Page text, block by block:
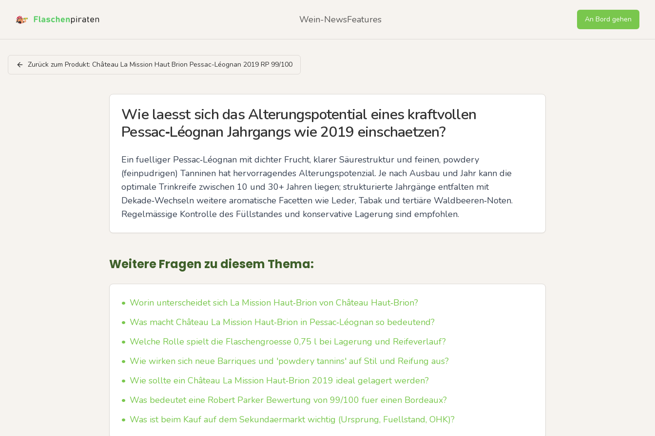
Wein-NewsFeatures An Bord gehen
Zurück zum Produkt: Château La Mission Haut Brion Pessac-Léognan 2019 RP 99/100
Wie laesst sich das Alterungspotential eines kraftvollen
Pessac‑Léognan Jahrgangs wie 2019 einschaetzen?
Ein fuelliger Pessac‑Léognan mit dichter Frucht, klarer Säurestruktur und feinen, powdery
(feinpudrigen) Tanninen hat hervorragendes Alterungspotenzial. Je nach Ausbau und Jahr kann die
optimale Trinkreife zwischen 10 und 30+ Jahren liegen; strukturierte Jahrgänge entfalten mit
Dekade‑Wechseln weitere aromatische Facetten wie Leder, Tabak und tertiäre Waldbeeren‑Noten.
Regelmässige Kontrolle des Füllstandes und konservative Lagerung sind empfohlen.
Weitere Fragen zu diesem Thema:
• Worin unterscheidet sich La Mission Haut‑Brion von Château Haut‑Brion?
• Was macht Château La Mission Haut‑Brion in Pessac‑Léognan so bedeutend?
• Welche Rolle spielt die Flaschengroesse 0,75 l bei Lagerung und Reifeverlauf?
• Wie wirken sich neue Barriques und 'powdery tannins' auf Stil und Reifung aus?
• Wie sollte ein Château La Mission Haut‑Brion 2019 ideal gelagert werden?
• Was bedeutet eine Robert Parker Bewertung von 99/100 fuer einen Bordeaux?
• Was ist beim Kauf auf dem Sekundaermarkt wichtig (Ursprung, Fuellstand, OHK)?